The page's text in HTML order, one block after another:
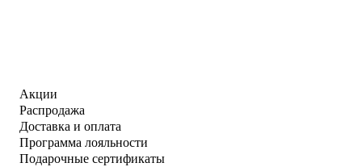
Акции
Распродажа
Доставка и оплата
Программа лояльности
Подарочные сертификаты